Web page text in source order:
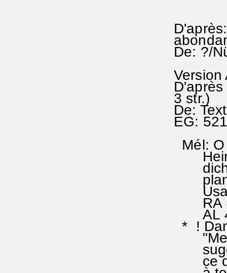
De: ?/
Version
D'après
3 str.)
De:
EG:
Mél:
dich
plan
RA
AL
* !
ce